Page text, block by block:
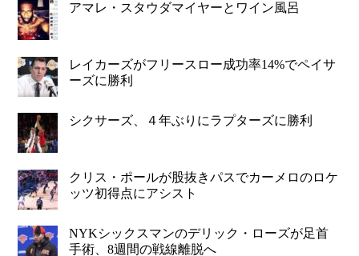
アマレ・スタウダマイヤーとワイン風呂
レイカーズがフリースロー成功率14%でペイサ
ーズに勝利
シクサーズ、４年ぶりにラプターズに勝利
クリス・ポールが股抜きパスでカーメロのロケ
ッツ初得点にアシスト
NYKシックスマンのデリック・ローズが足首
手術、8週間の戦線離脱へ